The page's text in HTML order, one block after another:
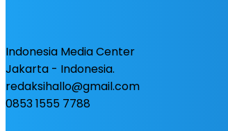
Indonesia Media Center
Jakarta - Indonesia.
redaksihallo@gmail.com
0853 1555 7788